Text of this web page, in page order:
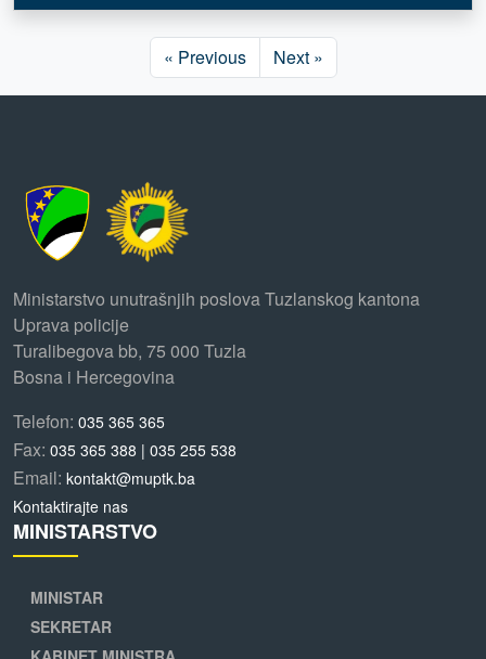
« Previous Next »
Ministarstvo unutrašnjih poslova Tuzlanskog kantona
Uprava policije
Turalibegova bb, 75 000 Tuzla
Bosna i Hercegovina
Telefon: 035 365 365
Fax: 035 365 388 | 035 255 538
Email: kontakt@muptk.ba
Kontaktirajte nas
MINISTARSTVO
MINISTAR
SEKRETAR